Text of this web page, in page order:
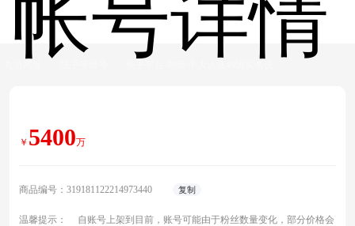
帐号详情
￥ 5400万
商品编号：319181122214973440 复制
温馨提示：
自账号上架到目前，账号可能由于粉丝数量变化，部分价格会